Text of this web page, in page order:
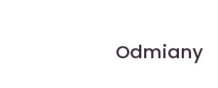
Odmiany